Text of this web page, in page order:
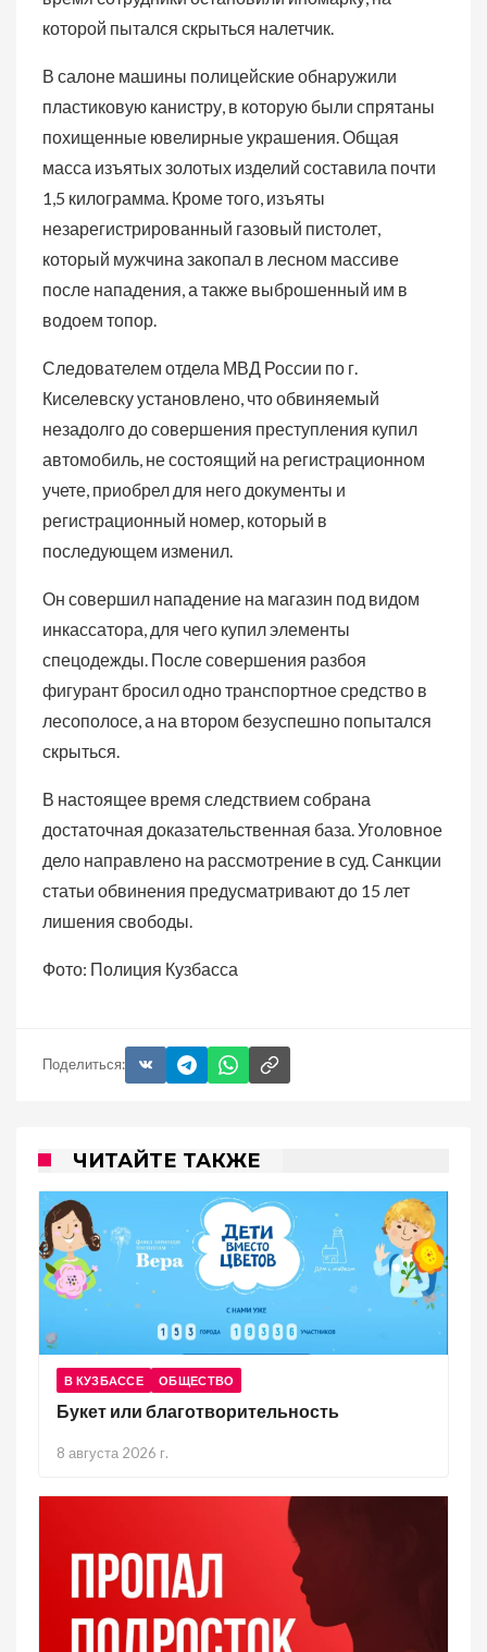
которой пытался скрыться налетчик.
В салоне машины полицейские обнаружили
пластиковую канистру, в которую были спрятаны
похищенные ювелирные украшения. Общая
масса изъятых золотых изделий составила почти
1,5 килограмма. Кроме того, изъяты
незарегистрированный газовый пистолет,
который мужчина закопал в лесном массиве
после нападения, а также выброшенный им в
водоем топор.
Следователем отдела МВД России по г.
Киселевску установлено, что обвиняемый
незадолго до совершения преступления купил
автомобиль, не состоящий на регистрационном
учете, приобрел для него документы и
регистрационный номер, который в
последующем изменил.
Он совершил нападение на магазин под видом
инкассатора, для чего купил элементы
спецодежды. После совершения разбоя
фигурант бросил одно транспортное средство в
лесополосе, а на втором безуспешно попытался
скрыться.
В настоящее время следствием собрана
достаточная доказательственная база. Уголовное
дело направлено на рассмотрение в суд. Санкции
статьи обвинения предусматривают до 15 лет
лишения свободы.
Фото: Полиция Кузбасса
Поделиться:
ЧИТАЙТЕ ТАКЖЕ
В КУЗБАССЕ ОБЩЕСТВО
Букет или благотворительность
8 августа 2026 г.